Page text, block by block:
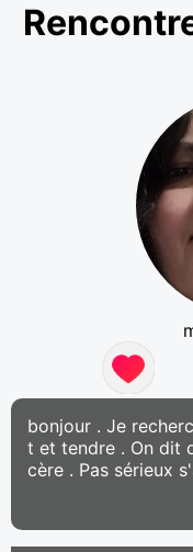
bonjour . Je
t et tendre . On dit
cère . Pas sérieux